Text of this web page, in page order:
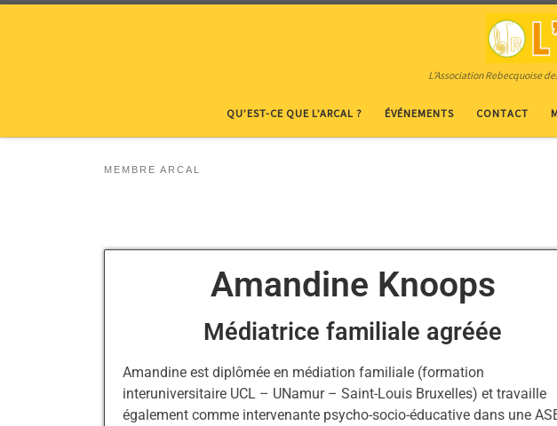
L’Association Rebecquoise
QU’EST-CE QUE L’ARCAL ? ÉVÉNEMENTS CONTACT
MEMBRE ARCAL
Amandine Knoops
Médiatrice familiale agréée
Amandine est diplômée en médiation familiale (formation
interuniversitaire UCL – UNamur – Saint-Louis Bruxelles) et travaille
également comme intervenante psycho-socio-éducative dans une